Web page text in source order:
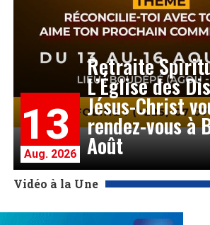
13
Aug. 2026
Retraite
L’Église des
Jésus-Christ
rendez-vous à
Août
Vidéo à la Une